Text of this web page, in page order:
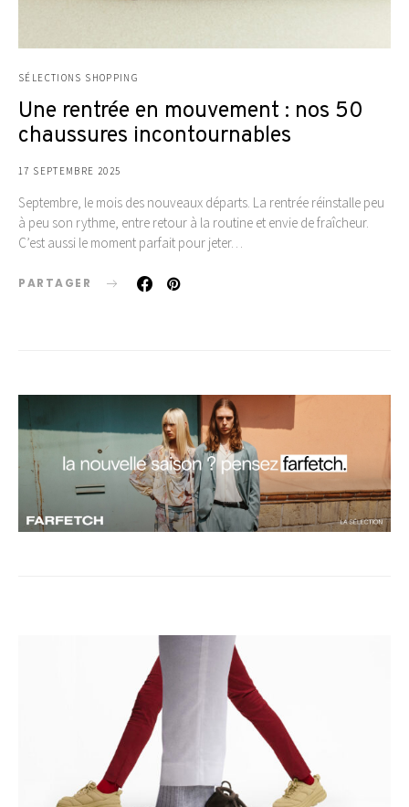
SÉLECTIONS SHOPPING
Une rentrée en mouvement : nos 50
chaussures incontournables
17 SEPTEMBRE 2025
Septembre, le mois des nouveaux départs. La rentrée réinstalle peu
à peu son rythme, entre retour à la routine et envie de fraîcheur.
C’est aussi le moment parfait pour jeter…
PARTAGER